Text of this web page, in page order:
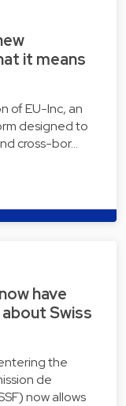
it means
of EU-Inc, an
designed to
cross-bor…
have
Swiss
the
de
now allows